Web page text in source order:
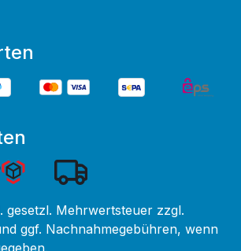
gesetzl. Mehrwertsteuer zzgl.
ggf. Nachnahmegebühren, wenn